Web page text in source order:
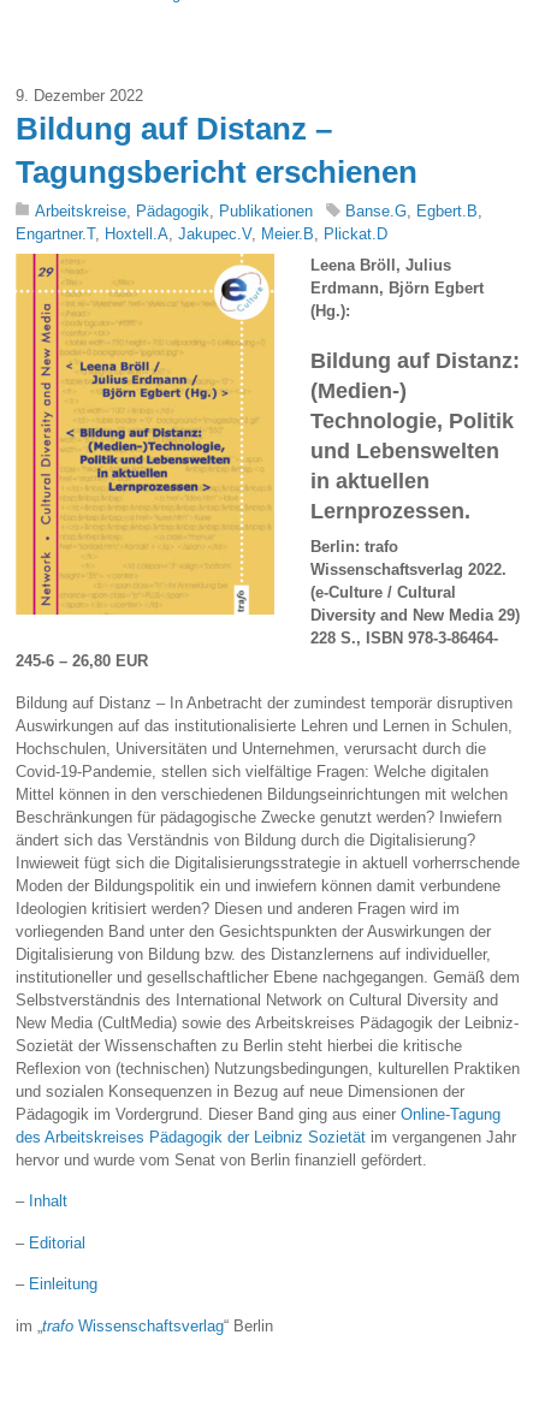
9. Dezember 2022
Bildung auf Distanz –
Tagungsbericht erschienen
Arbeitskreise Pädagogik Publikationen Banse.G Egbert.B
Engartner.T, Hoxtell.A ,Jakupec.V, Meier.B
Plickat.D
Leena Bröll, Julius
Erdmann, Björn Egbert
(Hg.):
Bildung auf Distanz:
(Medien-)
Technologie, Politik
und Lebenswelten
in aktuellen
Lernprozessen.
Berlin: trafo
Wissenschaftsverlag 2022.
(e-Culture / Cultural
Diversity and New Media 29)
228 S., ISBN 978-3-86464-
245-6 – 26,80 EUR
Bildung auf Distanz – In Anbetracht der zumindest temporär disruptiven
Auswirkungen auf das institutionalisierte Lehren und Lernen in Schulen,
Hochschulen, Universitäten und Unternehmen, verursacht durch die
Covid-19-Pandemie, stellen sich vielfältige Fragen: Welche digitalen
Mittel können in den verschiedenen Bildungseinrichtungen mit welchen
Beschränkungen für pädagogische Zwecke genutzt werden? Inwiefern
ändert sich das Verständnis von Bildung durch die Digitalisierung?
Inwieweit fügt sich die Digitalisierungsstrategie in aktuell vorherrschende
Moden der Bildungspolitik ein und inwiefern können damit verbundene
Ideologien kritisiert werden? Diesen und anderen Fragen wird im
vorliegenden Band unter den Gesichtspunkten der Auswirkungen der
Digitalisierung von Bildung bzw. des Distanzlernens auf individueller,
institutioneller und gesellschaftlicher Ebene nachgegangen. Gemäß dem
Selbstverständnis des International Network on Cultural Diversity and
New Media (CultMedia) sowie des Arbeitskreises Pädagogik der Leibniz-
Sozietät der Wissenschaften zu Berlin steht hierbei die kritische
Reflexion von (technischen) Nutzungsbedingungen, kulturellen Praktiken
und sozialen Konsequenzen in Bezug auf neue Dimensionen der
Pädagogik im Vordergrund. Dieser Band ging aus einerOnline-Tagung
des Arbeitskreises Pädagogik der Leibniz Sozietät im vergangenen Jahr
hervor und wurde vom Senat von Berlin finanziell gefördert.
– Inhalt
– Editorial
– Einleitung
im „trafo Wissenschaftsverlag“ Berlin